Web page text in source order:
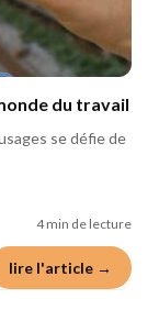
du travail
se défie de
4 min de lecture
lire l'article →